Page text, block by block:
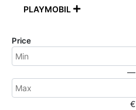
PLAYMOBIL 
Price
—
€